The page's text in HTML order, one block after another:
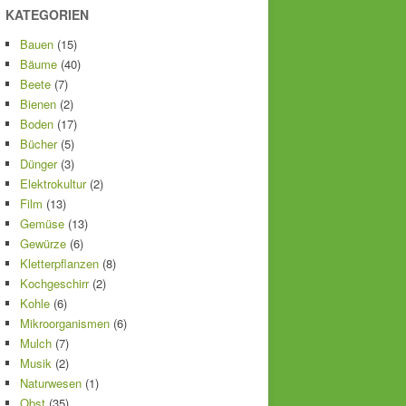
KATEGORIEN
Bauen (15)
Bäume (40)
Beete (7)
Bienen (2)
Boden (17)
Bücher(5)
Dünger(3)
Elektrokultur(2)
Film (13)
Gemüse (13)
Gewürze (6)
Kletterpflanzen (8)
Kochgeschirr(2)
Kohle (6)
Mikroorganismen (6)
Mulch (7)
Musik (2)
Naturwesen (1)